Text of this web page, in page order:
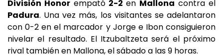
División Honorempató2-2 en Mallona contra el
Padura. Una vez más, los visitantes se adelantaron
con 0-2 en el marcador y Jorge e Ibon consiguieron
nivelar el resultado. El Itzubaltzeta será el próximo
rival también en Mallona, el sábado a las 9 horas.